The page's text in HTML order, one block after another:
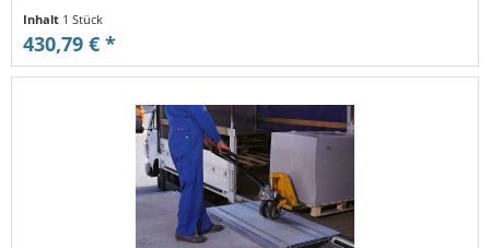
Inhalt 1 Stück
430,79 € *